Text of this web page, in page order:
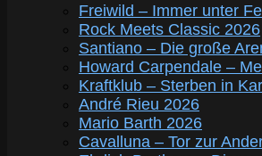
Freiwild – Immer unter
Rock Meets Classic 2026
Santiano – Die große
Howard Carpendale –
Kraftklub – Sterben in
André Rieu 2026
Mario Barth 2026
Cavalluna – Tor zur